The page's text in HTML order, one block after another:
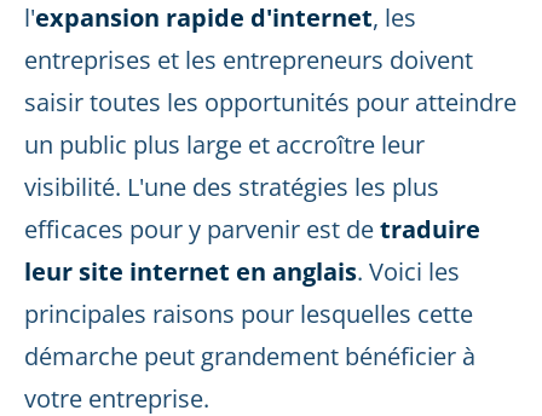
l'expansion rapide d'internet, les
entreprises et les entrepreneurs doivent
saisir toutes les opportunités pour atteindre
un public plus large et accroître leur
visibilité. L'une des stratégies les plus
efficaces pour y parvenir est detraduire
leur site internet en anglais. Voici les
principales raisons pour lesquelles cette
démarche peut grandement bénéficier à
votre entreprise.